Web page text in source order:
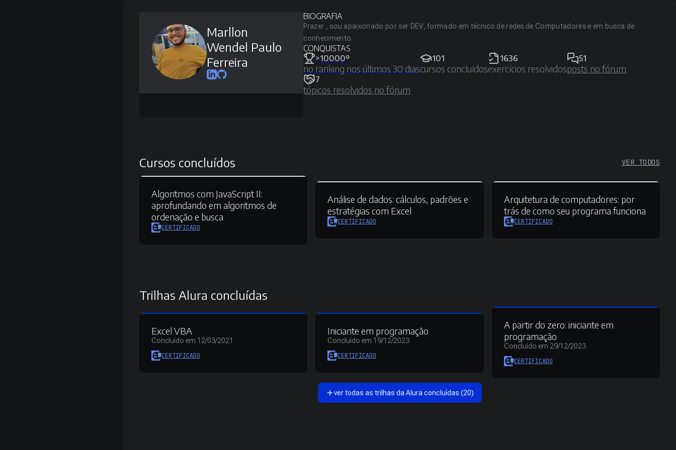
Marllon
Wendel Paulo
Ferreira
BIOGRAFIA
Prazer , sou apaixonado por ser DEV, formado em técnico de redes de Computadores e em busca de
conhecimento.
CONQUISTAS
>10000º
no ranking nos últimos 30 dias
101
cursos concluídos
1636
exercícios resolvidos
51
posts no fórum
7
tópicos resolvidos no fórum
Cursos concluídos VER TODOS
Algoritmos com JavaScript II:
aprofundando em algoritmos de
ordenação e busca
CERTIFICADO
Análise de dados: cálculos, padrões e
estratégias com Excel
CERTIFICADO
Arquitetura de computadores: por
trás de como seu programa funciona
CERTIFICADO
Trilhas Alura concluídas
Excel VBA
Concluído em 12/03/2021
CERTIFICADO
Iniciante em programação
Concluído em 19/12/2023
CERTIFICADO
A partir do zero: iniciante em
programação
Concluído em 29/12/2023
CERTIFICADO
ver todas as trilhas da Alura concluídas (20)